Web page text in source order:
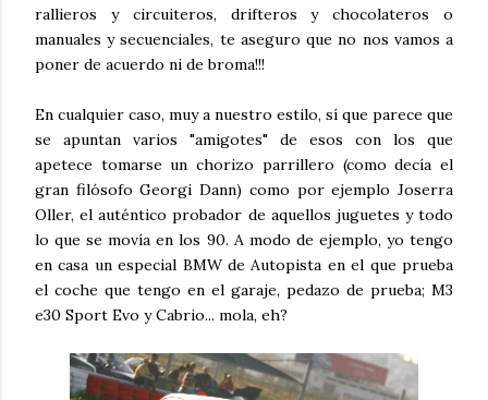
rallieros y circuiteros, drifteros y chocolateros o
manuales y secuenciales, te aseguro que no nos vamos a
poner de acuerdo ni de broma!!!
En cualquier caso, muy a nuestro estilo, sí que parece que
se apuntan varios "amigotes" de esos con los que
apetece tomarse un chorizo parrillero (como decía el
gran filósofo Georgi Dann) como por ejemplo Joserra
Oller, el auténtico probador de aquellos juguetes y todo
lo que se movía en los 90. A modo de ejemplo, yo tengo
en casa un especial BMW de Autopista en el que prueba
el coche que tengo en el garaje, pedazo de prueba; M3
e30 Sport Evo y Cabrio... mola, eh?